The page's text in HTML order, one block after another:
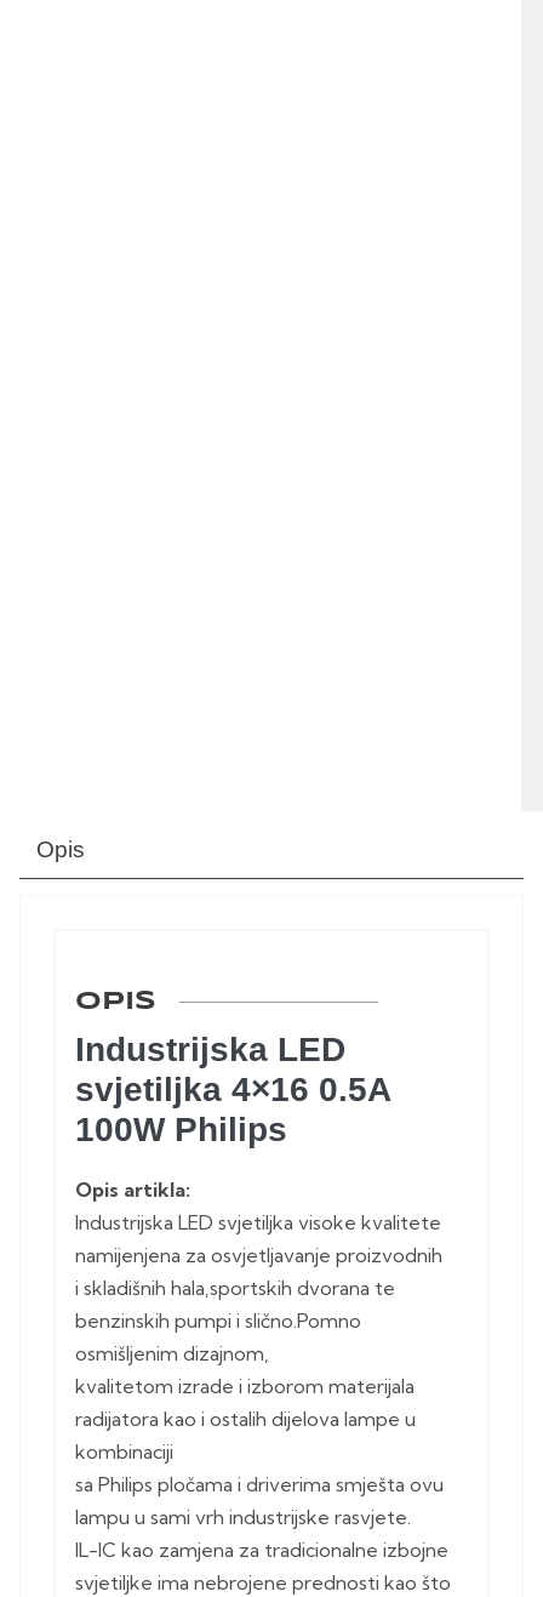
Opis
OPIS
Industrijska LED
svjetiljka 4×16 0.5A
100W Philips
Opis artikla:
Industrijska LED svjetiljka visoke kvalitete
namijenjena za osvjetljavanje proizvodnih
i skladišnih hala,sportskih dvorana te
benzinskih pumpi i slično.Pomno
osmišljenim dizajnom,
kvalitetom izrade i izborom materijala
radijatora kao i ostalih dijelova lampe u
kombinaciji
sa Philips pločama i driverima smješta ovu
lampu u sami vrh industrijske rasvjete.
IL-IC kao zamjena za tradicionalne izbojne
svjetiljke ima nebrojene prednosti kao što